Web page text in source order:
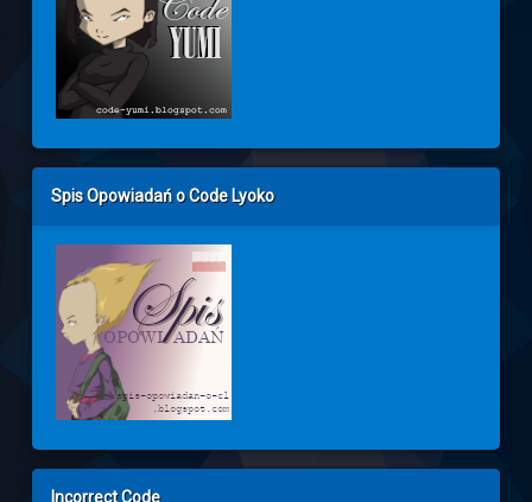
Spis Opowiadań o Code Lyoko
Incorrect Code